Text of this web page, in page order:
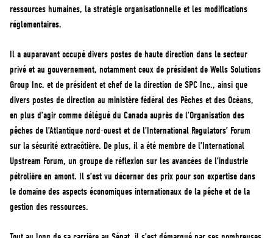
ressources humaines, la stratégie organisationnelle et les modifications
réglementaires.
Il a auparavant occupé divers postes de haute direction dans le secteur
privé et au gouvernement, notamment ceux de président de Wells Solutions
Group Inc. et de président et chef de la direction de SPC Inc., ainsi que
divers postes de direction au ministère fédéral des Pêches et des Océans,
en plus d’agir comme délégué du Canada auprès de l’Organisation des
pêches de l’Atlantique nord-ouest et de l’International Regulators’ Forum
sur la sécurité extracôtière. De plus, il a été membre de l’International
Upstream Forum, un groupe de réflexion sur les avancées de l’industrie
pétrolière en amont. Il s’est vu décerner des prix pour son expertise dans
le domaine des aspects économiques internationaux de la pêche et de la
gestion des ressources.